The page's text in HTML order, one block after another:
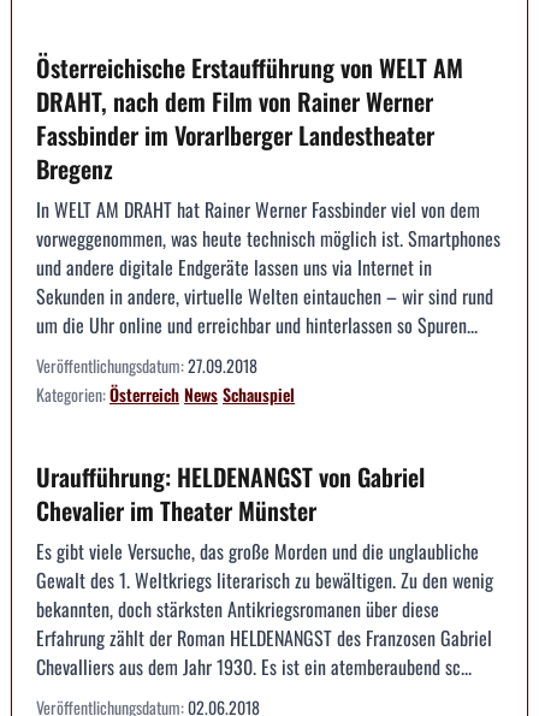
Österreichische Erstaufführung von WELT AM
DRAHT, nach dem Film von Rainer Werner
Fassbinder im Vorarlberger Landestheater
Bregenz
In WELT AM DRAHT hat Rainer Werner Fassbinder viel von dem
vorweggenommen, was heute technisch möglich ist. Smartphones
und andere digitale Endgeräte lassen uns via Internet in
Sekunden in andere, virtuelle Welten eintauchen – wir sind rund
um die Uhr online und erreichbar und hinterlassen so Spuren...
Veröffentlichungsdatum:27.09.2018
Kategorien:ÖsterreichNewsSchauspiel
Uraufführung: HELDENANGST von Gabriel
Chevalier im Theater Münster
Es gibt viele Versuche, das große Morden und die unglaubliche
Gewalt des 1. Weltkriegs literarisch zu bewältigen. Zu den wenig
bekannten, doch stärksten Antikriegsromanen über diese
Erfahrung zählt der Roman HELDENANGST des Franzosen Gabriel
Chevalliers aus dem Jahr 1930. Es ist ein atemberaubend sc...
Veröffentlichungsdatum:02.06.2018